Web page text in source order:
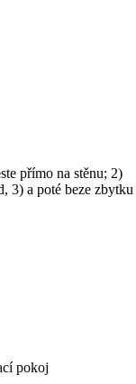
přímo na stěnu; 2)
3) a poté beze zbytku
pokoj